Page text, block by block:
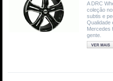
A DRC
coleção
subtis e
Qualidade
Mercedes
gente.